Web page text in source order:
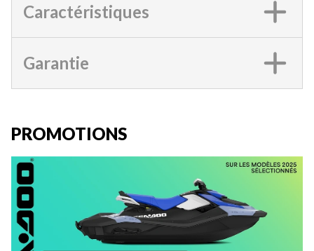
Caractéristiques
Garantie
PROMOTIONS